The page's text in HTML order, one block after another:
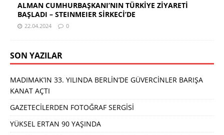
ALMAN CUMHURBAŞKANI’NIN TÜRKİYE ZİYARETİ
BAŞLADI – STEINMEIER SİRKECİ’DE
22.04.2024 0
SON YAZILAR
MADIMAK’IN 33. YILINDA BERLİN’DE GÜVERCİNLER BARIŞA
KANAT AÇTI
GAZETECİLERDEN FOTOĞRAF SERGİSİ
YÜKSEL ERTAN 90 YAŞINDA